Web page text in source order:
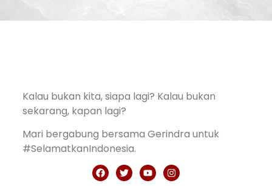
Kalau bukan kita, siapa lagi? Kalau bukan
sekarang, kapan lagi?
Mari bergabung bersama Gerindra untuk
#SelamatkanIndonesia.